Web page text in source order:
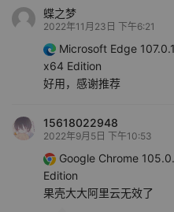
蝶之梦
2022年11月23日 下午6:21
Microsoft Edge
x64 Edition
好用，感谢推荐
15618022948
2022年9月5日 下午10:53
Google Chrome
Edition
果壳大大阿里云无效了